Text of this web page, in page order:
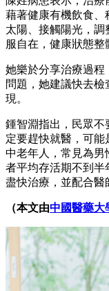
藉著健康有機飲食、
太陽、接觸陽光，
服自在，健康狀態整
她樂於分享治療過程
問題，她建議快去
現。
鍾智淵指出，民眾不
定要趕快就醫，可能
中老年人，常見為男
者平均存活期不到半
盡快治療，並配合醫
（本文由中國醫藥大